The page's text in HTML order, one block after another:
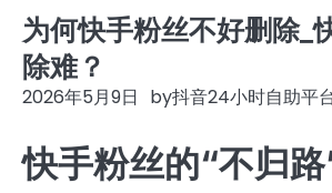
为何快手粉丝不好删除_
除难？
2026年5月9日 by抖音24小时自助平
快手粉丝的“不归